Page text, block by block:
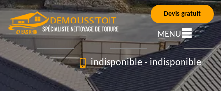
Devis gratuit
MENU
indisponible -indisponible